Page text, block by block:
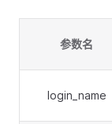
参数名
login_name